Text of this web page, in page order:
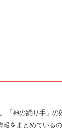
「神の踊り手」
をまとめている